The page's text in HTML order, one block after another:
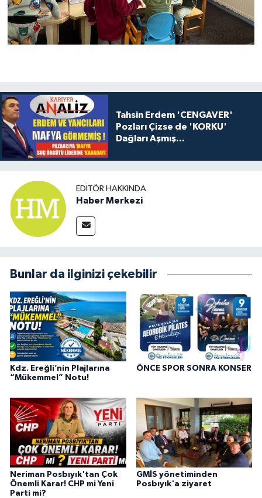
Tahsin Erdem 'CENGAVER'
Pozları Çizse de 'KORKU'
Dağları Aşmış...
EDITÖR HAKKINDA
Haber Merkezi
Bunlar da ilginizi çekebilir
Kdz. Ereğli’nin Plajlarına
“Mükemmel” Notu!
ÖNCE SPOR SONRA KONSER
Neriman Posbıyık'tan Çok
Önemli Karar! CHP mi Yeni
Parti mi?
GMİS yönetiminden
Posbıyık'a ziyaret